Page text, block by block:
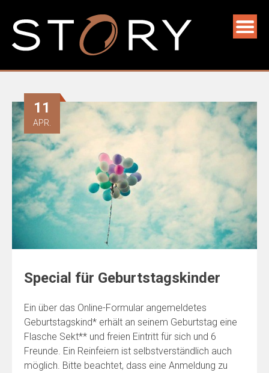
Special für Geburtstagskinder
11
APR.
Ein über das Online-Formular angemeldetes
Geburtstagskind* erhält an seinem Geburtstag eine
Flasche Sekt** und freien Eintritt für sich und 6
Freunde. Ein Reinfeiern ist selbstverständlich auch
möglich. Bitte beachtet, dass eine Anmeldung zu